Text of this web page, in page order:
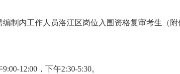
制内工作人员洛江区岗位入围资格复审考生（附
9:00-12:00，下午2:30-5:30。